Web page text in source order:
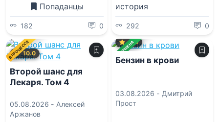
Попаданцы
182 0
история
292 0
В ПРОЦЕССЕ10.0
Второй шанс для
Лекаря. Том 4
05.08.2026 - Алексей
Аржанов
ЗАВЕРШЕНА
0.0
Бензин в крови
03.08.2026 - Дмитрий
Прост